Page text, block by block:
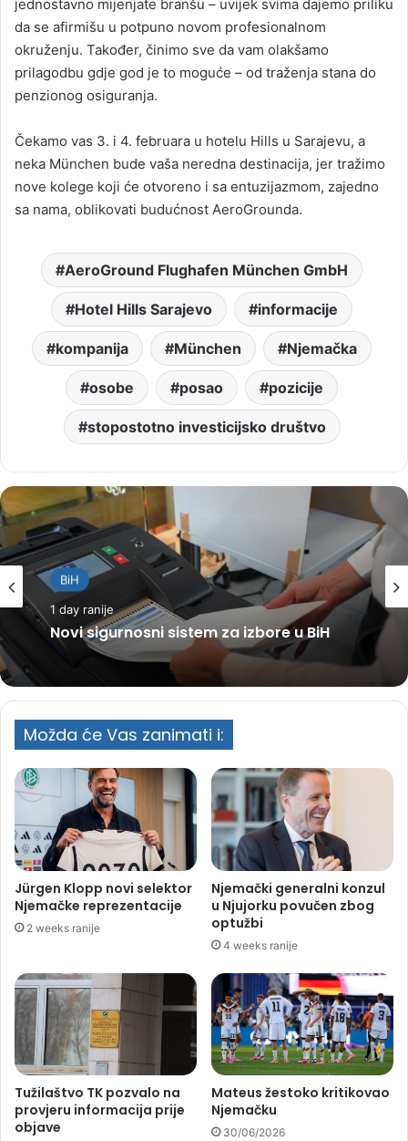
jednostavno mijenjate branšu – uvijek svima dajemo priliku
da se afirmišu u potpuno novom profesionalnom
okruženju. Također, činimo sve da vam olakšamo
prilagodbu gdje god je to moguće – od traženja stana do
penzionog osiguranja.
Čekamo vas 3. i 4. februara u hotelu Hills u Sarajevu, a
neka München bude vaša neredna destinacija, jer tražimo
nove kolege koji će otvoreno i sa entuzijazmom, zajedno
sa nama, oblikovati budućnost AeroGrounda.
AeroGround Flughafen München GmbH
Hotel Hills Sarajevo informacije
kompanija München Njemačka
osobe posao pozicije
stopostotno investicijsko društvo
BiH
1 day ranije
Novi sigurnosni sistem za izbore u BiH
Možda će Vas zanimati i:
Jürgen Klopp novi selektor
Njemačke reprezentacije
2 weeks ranije
Njemački generalni konzul
u Njujorku povučen zbog
optužbi
4 weeks ranije
Tužilaštvo TK pozvalo na
provjeru informacija prije
objave
Mateus žestoko kritikovao
Njemačku
30/06/2026